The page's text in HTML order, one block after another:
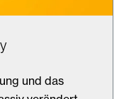
und das